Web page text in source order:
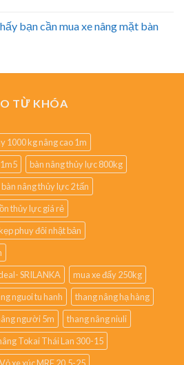
bạn cần mua xe nâng mặt bàn
TỪ KHÓA
1000 kg nâng cao 1m
bàn nâng thủy lực 800kg
nâng thủy lực 2 tấn
thủy lực giá rẻ
phuy đôi nhật bản
SRILANKA
mua xe đẩy 250kg
nguoi tu hanh
thang nâng hạ hàng
người 5m
thang nâng niuli
Tokai Thái Lan 300-15